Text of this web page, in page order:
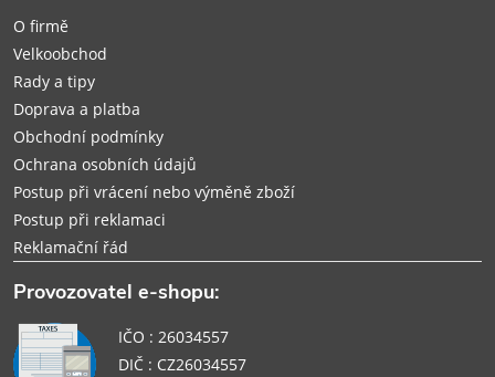
O firmě
Velkoobchod
Rady a tipy
Doprava a platba
Obchodní podmínky
Ochrana osobních údajů
Postup při vrácení nebo výměně zboží
Postup při reklamaci
Reklamační řád
Provozovatel e-shopu:
IČO : 26034557
DIČ : CZ26034557